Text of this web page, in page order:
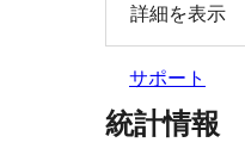
詳細を表示
サポート
統計情報